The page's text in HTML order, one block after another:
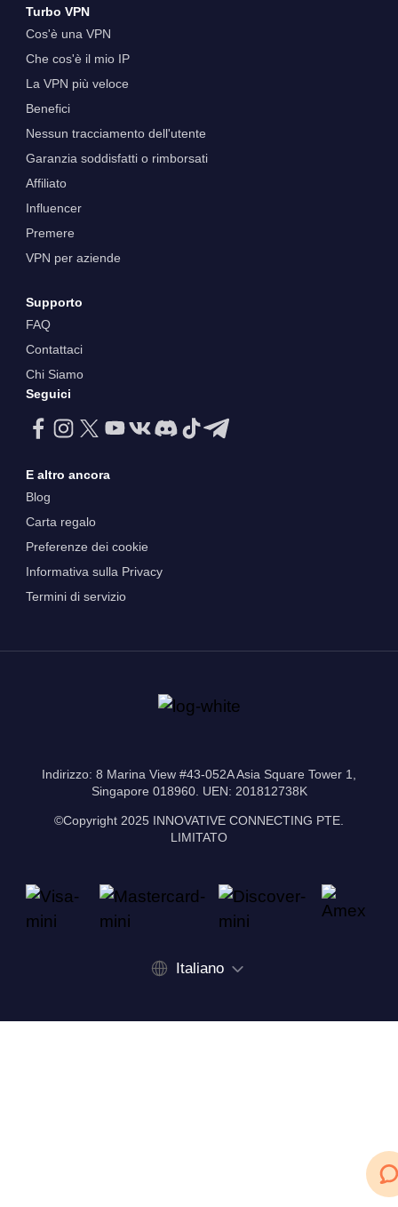
Turbo VPN
Cos'è una VPN
Che cos'è il mio IP
La VPN più veloce
Benefici
Nessun tracciamento dell'utente
Garanzia soddisfatti o rimborsati
Affiliato
Influencer
Premere
VPN per aziende
Supporto
FAQ
Contattaci
Chi Siamo
Seguici
E altro ancora
Blog
Carta regalo
Preferenze dei cookie
Informativa sulla Privacy
Termini di servizio
Indirizzo: 8 Marina View #43-052A Asia Square Tower 1,
Singapore 018960. UEN: 201812738K
©Copyright 2025 INNOVATIVE CONNECTING PTE.
LIMITATO
Italiano